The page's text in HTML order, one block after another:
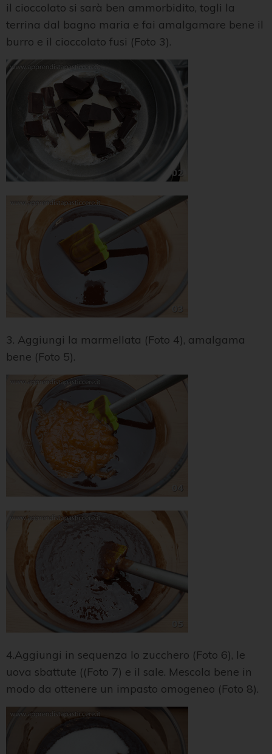
il cioccolato si sarà ben ammorbidito, togli la
terrina dal bagno maria e fai amalgamare bene il
burro e il cioccolato fusi (Foto 3).
3. Aggiungi la marmellata (Foto 4), amalgama
bene (Foto 5).
4.Aggiungi in sequenza lo zucchero (Foto 6), le
uova sbattute ((Foto 7) e il sale. Mescola bene in
modo da ottenere un impasto omogeneo (Foto 8).